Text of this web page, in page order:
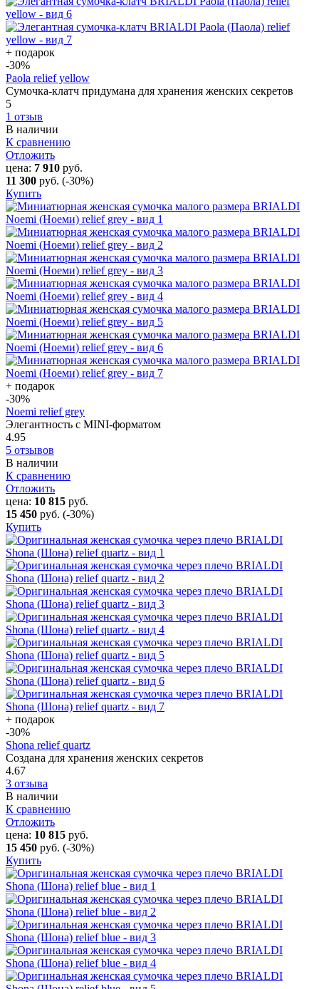
+ подарок
-30%
Paola relief yellow
Сумочка-клатч придумана для хранения женских секретов
5
1 отзыв
В наличии
К сравнению
Отложить
цена: 7 910 руб.
11 300 руб. (-30%)
Купить
+ подарок
-30%
Noemi relief grey
Элегантность с MINI-форматом
4.95
5 отзывов
В наличии
К сравнению
Отложить
цена: 10 815 руб.
15 450 руб. (-30%)
Купить
+ подарок
-30%
Shona relief quartz
Создана для хранения женских секретов
4.67
3 отзыва
В наличии
К сравнению
Отложить
цена: 10 815 руб.
15 450 руб. (-30%)
Купить